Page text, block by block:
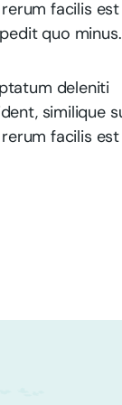
facilis
quo minus.
deleniti
similique
facilis